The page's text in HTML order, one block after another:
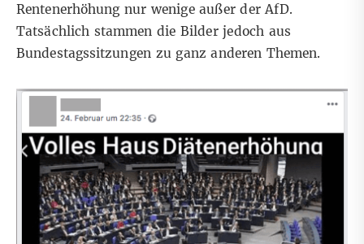
Rentenerhöhung nur wenige außer der AfD.
Tatsächlich stammen die Bilder jedoch aus
Bundestagssitzungen zu ganz anderen Themen.